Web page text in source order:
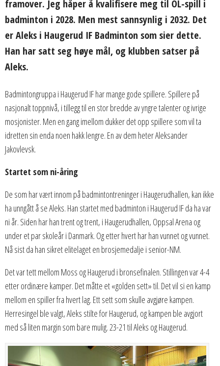
framover. Jeg håper å kvalifisere meg til OL-spill i
badminton i 2028. Men mest sannsynlig i 2032. Det
er Aleks i Haugerud IF Badminton som sier dette.
Han har satt seg høye mål, og klubben satser på
Aleks.
Badmintongruppa i Haugerud IF har mange gode spillere. Spillere på
nasjonalt toppnivå, i tillegg til en stor bredde av yngre talenter og ivrige
mosjonister. Men en gang imellom dukker det opp spillere som vil ta
idretten sin enda noen hakk lengre. En av dem heter Aleksander
Jakovlevsk.
Startet som ni-åring
De som har vært innom på badmintontreninger i Haugerudhallen, kan ikke
ha unngått å se Aleks. Han startet med badminton i Haugerud IF da ha var
ni år. Siden har han trent og trent, i Haugerudhallen, Oppsal Arena og
under et par skoleår i Danmark. Og etter hvert har han vunnet og vunnet.
Nå sist da han sikret elitelaget en brosjemedalje i senior-NM.
Det var tett mellom Moss og Haugerud i bronsefinalen. Stillingen var 4-4
etter ordinære kamper. Det måtte et «golden sett» til. Det vil si en kamp
mellom en spiller fra hvert lag. Ett sett som skulle avgjøre kampen.
Herresingel ble valgt, Aleks stilte for Haugerud, og kampen ble avgjort
med så liten margin som bare mulig. 23-21 til Aleks og Haugerud.